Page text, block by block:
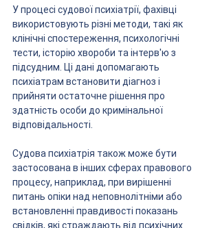
У процесі судової психіатрії, фахівці
використовують різні методи, такі як
клінічні спостереження, психологічні
тести, історію хвороби та інтерв'ю з
підсудним. Ці дані допомагають
психіатрам встановити діагноз і
прийняти остаточне рішення про
здатність особи до кримінальної
відповідальності.
Судова психіатрія також може бути
застосована в інших сферах правового
процесу, наприклад, при вирішенні
питань опіки над неповнолітніми або
встановленні правдивості показань
свідків, які страждають від психічних